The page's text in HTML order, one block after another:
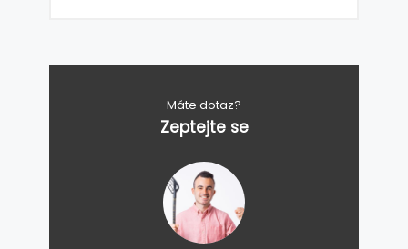
Máte dotaz?
Zeptejte se